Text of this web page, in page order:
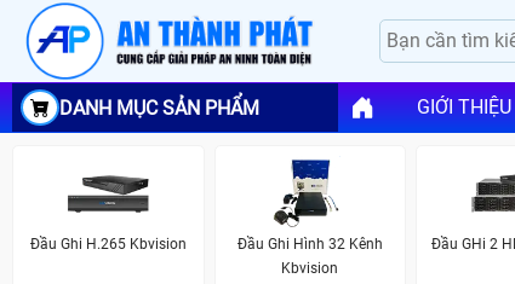
DANH MỤC SẢN PHẨM GIỚI THIỆU
Đầu Ghi H.265 Kbvision
Đầu Ghi Hình 32 Kênh
Kbvision
Đầu GHi 2